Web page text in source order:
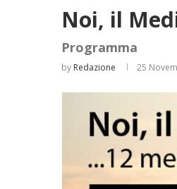
Noi, il
Programma
by Redazione 25